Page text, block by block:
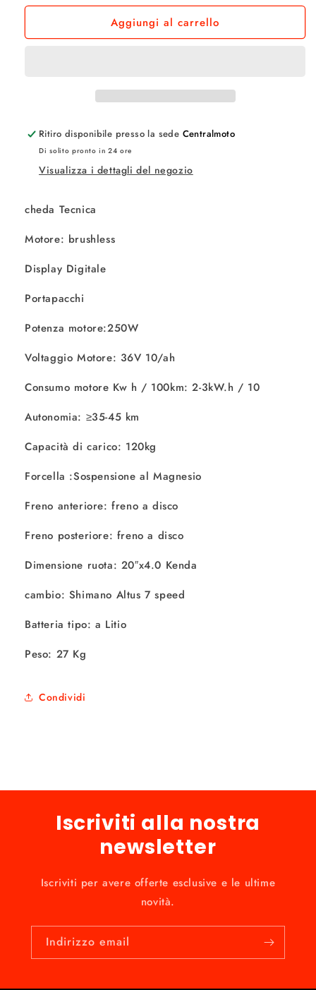
per
FLORIDA
per
LEM
FLORIDA
Aggiungi al carrello
Ritiro disponibile presso la sede Centralmoto
Di solito pronto in 24 ore
Visualizza i dettagli del negozio
cheda Tecnica
Motore: brushless
Display Digitale
Portapacchi
Potenza motore:250W
Voltaggio Motore: 36V 10/ah
Consumo motore Kw h / 100km: 2-3kW.h / 10
Autonomia: ≥35-45 km
Capacità di carico: 120kg
Forcella :Sospensione al Magnesio
Freno anteriore: freno a disco
Freno posteriore: freno a disco
Dimensione ruota: 20″x4.0 Kenda
cambio: Shimano Altus 7 speed
Batteria tipo: a Litio
Peso: 27 Kg
Condividi
Iscriviti alla nostra
newsletter
Iscriviti per avere offerte esclusive e le ultime
novità.
Indirizzo email